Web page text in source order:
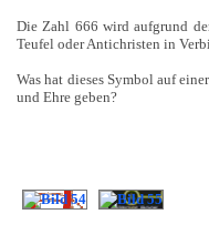
Die Zahl 666 wird aufgrund
Teufel oder Antichristen in
Was hat dieses Symbol auf
und Ehre geben?